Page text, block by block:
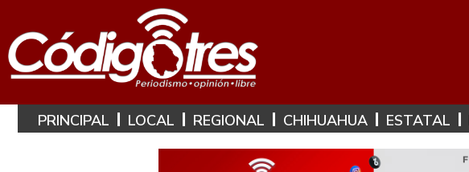
PRINCIPAL LOCAL REGIONAL CHIHUAHUA ESTATAL